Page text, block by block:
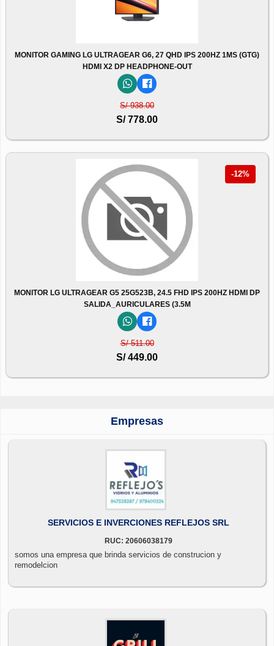
MONITOR GAMING LG ULTRAGEAR G6, 27 QHD IPS 200HZ 1MS (GTG)
HDMI X2 DP HEADPHONE-OUT
S/ 938.00
S/ 778.00
-12%
MONITOR LG ULTRAGEAR G5 25G523B, 24.5 FHD IPS 200HZ HDMI DP
SALIDA_AURICULARES (3.5M
S/ 511.00
S/ 449.00
Empresas
SERVICIOS E INVERCIONES REFLEJOS SRL
RUC: 20606038179
somos una empresa que brinda servicios de construcion y
remodelcion